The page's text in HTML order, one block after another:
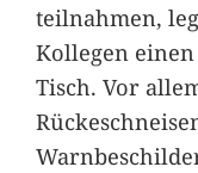
teilnahmen,
Kollegen
Tisch. Vor